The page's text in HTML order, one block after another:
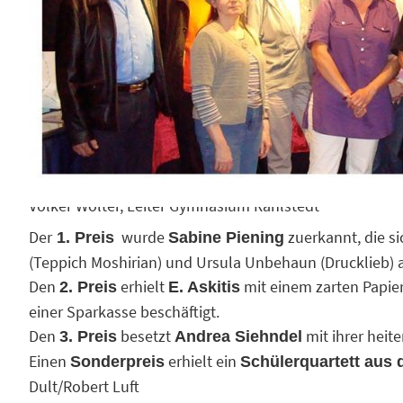
Bürger sollten sich von den Werken inspirieren lassen
Die besten Ideen wurden von einer namhaften Jury
Die Mitglieder der Jury:
Andrea Vollhardt-Beifuß, Bücherhimmel
Karin Kollmann, Bücherhalle Rahlstedt
Heide-Marie Seubert, Vorsitzende Rahlstedter
Peter Blänsdorf, Buchhändler, Galerist
Volker Wolter, Leiter Gymnasium Rahlstedt
Der1. Preis wurde Sabine Piening zuerkannt, die
(Teppich Moshirian) und Ursula Unbehaun (Drucklieb)
Den 2. Preis erhielt E. Askitis mit einem zarten
einer Sparkasse beschäftigt.
Den 3. Preis besetzt Andrea Siehndel mit ihrer
Einen Sonderpreis erhielt ein Schülerquartett aus
Dult/Robert Luft